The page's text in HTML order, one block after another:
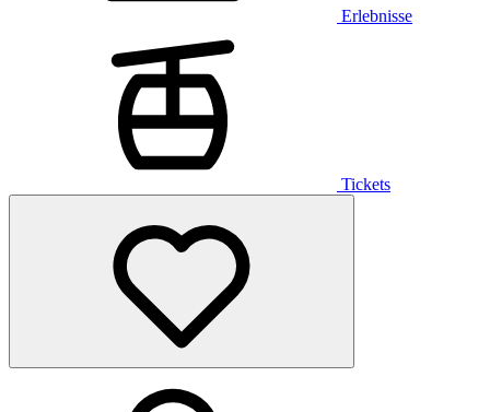
Erlebnisse
Tickets